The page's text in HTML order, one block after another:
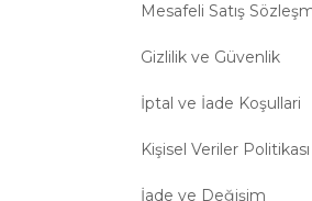
Mesafeli Satış
Gizlilik ve Güvenlik
İptal ve İade Koşullari
Kişisel Veriler Politikası
İade ve Değişim